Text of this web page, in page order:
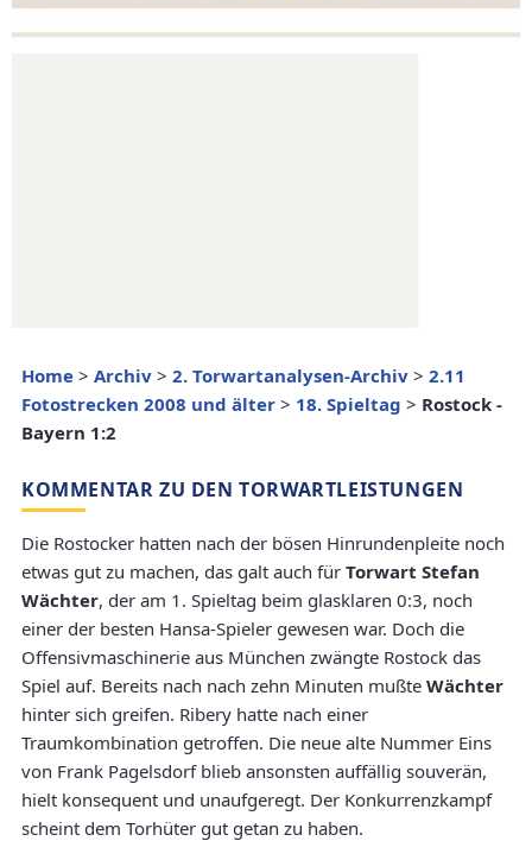
Home > Archiv > 2. Torwartanalysen-Archiv > 2.11
Fotostrecken 2008 und älter > 18. Spieltag > Rostock -
Bayern 1:2
KOMMENTAR ZU DEN TORWARTLEISTUNGEN
Die Rostocker hatten nach der bösen Hinrundenpleite noch
etwas gut zu machen, das galt auch für Torwart Stefan
Wächter, der am 1. Spieltag beim glasklaren 0:3, noch
einer der besten Hansa-Spieler gewesen war. Doch die
Offensivmaschinerie aus München zwängte Rostock das
Spiel auf. Bereits nach nach zehn Minuten mußte Wächter
hinter sich greifen. Ribery hatte nach einer
Traumkombination getroffen. Die neue alte Nummer Eins
von Frank Pagelsdorf blieb ansonsten auffällig souverän,
hielt konsequent und unaufgeregt. Der Konkurrenzkampf
scheint dem Torhüter gut getan zu haben.